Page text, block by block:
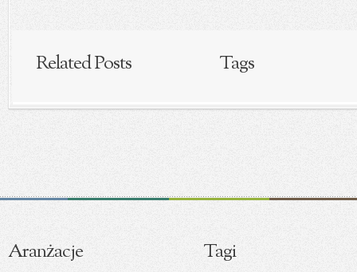
Related Posts Tags
Aranżacje Tagi